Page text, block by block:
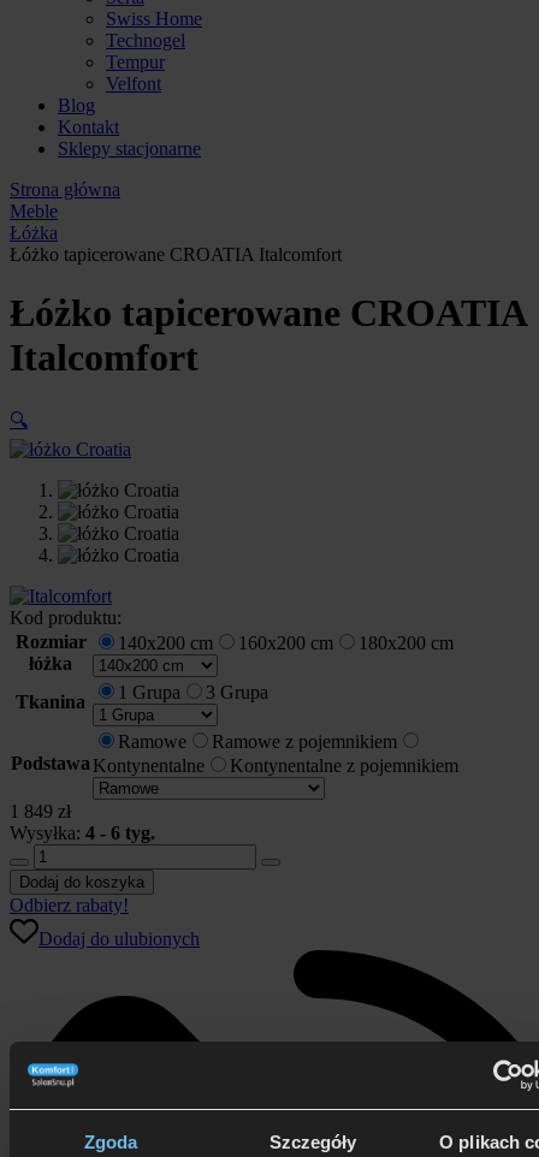
Zgoda Szczegóły O plikach
Swiss Home
Technogel
Tempur
Velfont
Blog
Kontakt
Sklepy stacjonarne
Strona główna
Meble
Łóżka
Łóżko tapicerowane CROATIA Italcomfort
Łóżko tapicerowane CROATIA
Italcomfort
🔍
Kod produktu:
Rozmiar
łóżka
140x200 cm 160x200 cm 180x200 cm
Tkanina 1 Grupa 3 Grupa
Podstawa
Ramowe
Ramowe z pojemnikiem
Kontynentalne
Kontynentalne z pojemnikiem
1 849 zł
Wysyłka: 4 - 6 tyg.
ilość
Łóżko
tapicerowane
CROATIA
Italcomfort
Dodaj do koszyka
Odbierz rabaty!
Dodaj do ulubionych